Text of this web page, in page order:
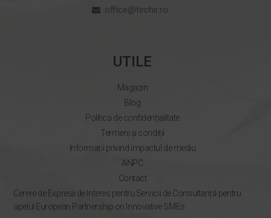
office@techir.ro
UTILE
Magazin
Blog
Politica de confidențialitate
Termeni și condiții
Informații privind impactul de mediu
ANPC
Contact
Cerere de Expresii de Interes pentru Servicii de Consultanță pentru
apelul European Partnership on Innovative SMEs